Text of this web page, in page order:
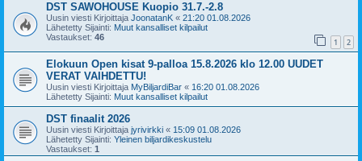
DST SAWOHOUSE Kuopio 31.7.-2.8
Uusin viesti Kirjoittaja JoonatanK « 21:20 01.08.2026
Lähetetty Sijainti: Muut kansalliset kilpailut
Vastaukset: 46 1 2
Elokuun Open kisat 9-palloa 15.8.2026 klo 12.00 UUDET
VERAT VAIHDETTU!
Uusin viesti Kirjoittaja MyBiljardiBar « 16:20 01.08.2026
Lähetetty Sijainti: Muut kansalliset kilpailut
DST finaalit 2026
Uusin viesti Kirjoittaja jyrivirkki « 15:09 01.08.2026
Lähetetty Sijainti: Yleinen biljardikeskustelu
Vastaukset: 1